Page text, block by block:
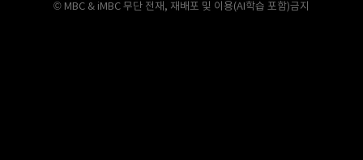
© MBC & iMBC 무단 전재, 재배포 및 이용(AI학습 포함)금지